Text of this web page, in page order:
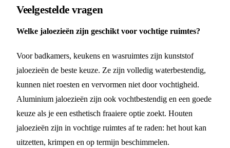
Veelgestelde vragen
Welke jaloezieën zijn geschikt voor vochtige ruimtes?
Voor badkamers, keukens en wasruimtes zijn kunststof
jaloezieën de beste keuze. Ze zijn volledig waterbestendig,
kunnen niet roesten en vervormen niet door vochtigheid.
Aluminium jaloezieën zijn ook vochtbestendig en een goede
keuze als je een esthetisch fraaiere optie zoekt. Houten
jaloezieën zijn in vochtige ruimtes af te raden: het hout kan
uitzetten, krimpen en op termijn beschimmelen.